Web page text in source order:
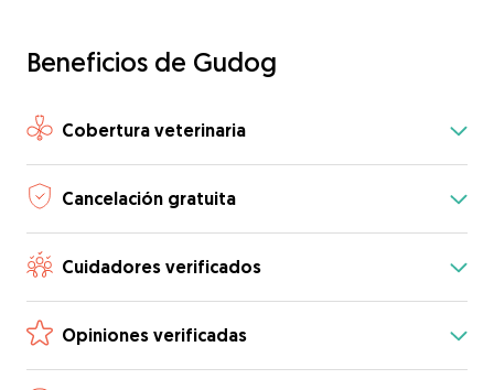
Beneficios de Gudog
Cobertura veterinaria
Cancelación gratuita
Cuidadores verificados
Opiniones verificadas